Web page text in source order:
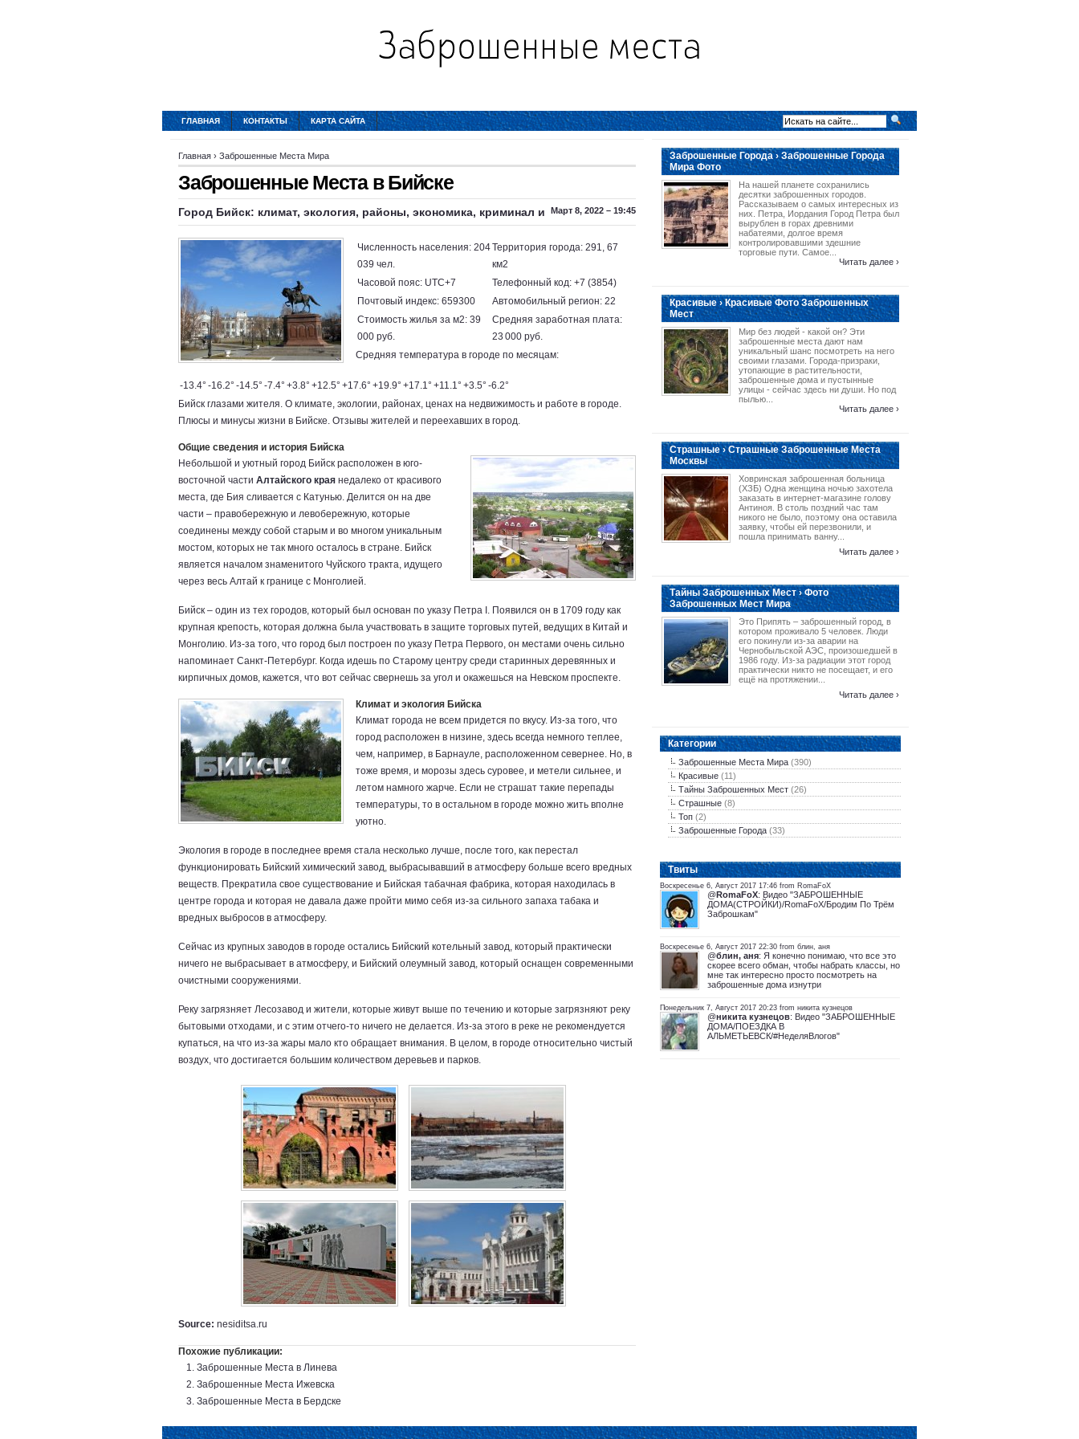
ГЛАВНАЯ КОНТАКТЫ КАРТА САЙТА
Главная › Заброшенные Места Мира
Заброшенные Места в Бийске
Город Бийск: климат, экология, районы, экономика, криминал и Март 8, 2022 – 19:45
Численность населения: 204
039 чел.
Территория города: 291, 67
км2
Часовой пояс: UTC+7
Телефонный код: +7 (3854)
Почтовый индекс: 659300
Автомобильный регион: 22
Стоимость жилья за м2: 39
000 руб.
Средняя заработная плата:
23 000 руб.
Средняя температура в городе по месяцам:
-13.4° -16.2° -14.5° -7.4° +3.8° +12.5° +17.6° +19.9° +17.1° +11.1° +3.5° -6.2°
Бийск глазами жителя. О климате, экологии, районах, ценах на недвижимость и работе в городе.
Плюсы и минусы жизни в Бийске. Отзывы жителей и переехавших в город.
Общие сведения и история Бийска
Небольшой и уютный город Бийск расположен в юго-
восточной части Алтайского края недалеко от красивого
места, где Бия сливается с Катунью. Делится он на две
части – правобережную и левобережную, которые
соединены между собой старым и во многом уникальным
мостом, которых не так много осталось в стране. Бийск
является началом знаменитого Чуйского тракта, идущего
через весь Алтай к границе с Монголией.
Бийск – один из тех городов, который был основан по указу Петра I. Появился он в 1709 году как
крупная крепость, которая должна была участвовать в защите торговых путей, ведущих в Китай и
Монголию. Из-за того, что город был построен по указу Петра Первого, он местами очень сильно
напоминает Санкт-Петербург. Когда идешь по Старому центру среди старинных деревянных и
кирпичных домов, кажется, что вот сейчас свернешь за угол и окажешься на Невском проспекте.
Климат и экология Бийска
Климат города не всем придется по вкусу. Из-за того, что
город расположен в низине, здесь всегда немного теплее,
чем, например, в Барнауле, расположенном севернее. Но, в
тоже время, и морозы здесь суровее, и метели сильнее, и
летом намного жарче. Если не страшат такие перепады
температуры, то в остальном в городе можно жить вполне
уютно.
Экология в городе в последнее время стала несколько лучше, после того, как перестал
функционировать Бийский химический завод, выбрасывавший в атмосферу больше всего вредных
веществ. Прекратила свое существование и Бийская табачная фабрика, которая находилась в
центре города и которая не давала даже пройти мимо себя из-за сильного запаха табака и
вредных выбросов в атмосферу.
Сейчас из крупных заводов в городе остались Бийский котельный завод, который практически
ничего не выбрасывает в атмосферу, и Бийский олеумный завод, который оснащен современными
очистными сооружениями.
Реку загрязняет Лесозавод и жители, которые живут выше по течению и которые загрязняют реку
бытовыми отходами, и с этим отчего-то ничего не делается. Из-за этого в реке не рекомендуется
купаться, на что из-за жары мало кто обращает внимания. В целом, в городе относительно чистый
воздух, что достигается большим количеством деревьев и парков.
Source: nesiditsa.ru
Похожие публикации:
Заброшенные Места в Линева
Заброшенные Места Ижевска
Заброшенные Места в Бердске
Заброшенные Города › Заброшенные Города
Мира Фото
На нашей планете сохранились
десятки заброшенных городов.
Рассказываем о самых интересных из
них. Петра, Иордания Город Петра был
вырублен в горах древними
набатеями, долгое время
контролировавшими здешние
торговые пути. Самое...
Читать далее ›
Красивые › Красивые Фото Заброшенных
Мест
Мир без людей - какой он? Эти
заброшенные места дают нам
уникальный шанс посмотреть на него
своими глазами. Города-призраки,
утопающие в растительности,
заброшенные дома и пустынные
улицы - сейчас здесь ни души. Но под
пылью...
Читать далее ›
Страшные › Страшные Заброшенные Места
Москвы
Ховринская заброшенная больница
(ХЗБ) Одна женщина ночью захотела
заказать в интернет-магазине голову
Антиноя. В столь поздний час там
никого не было, поэтому она оставила
заявку, чтобы ей перезвонили, и
пошла принимать ванну...
Читать далее ›
Тайны Заброшенных Мест › Фото
Заброшенных Мест Мира
Это Припять – заброшенный город, в
котором проживало 5 человек. Люди
его покинули из-за аварии на
Чернобыльской АЭС, произошедшей в
1986 году. Из-за радиации этот город
практически никто не посещает, и его
ещё на протяжении...
Читать далее ›
Категории
Заброшенные Места Мира (390)
Красивые (11)
Тайны Заброшенных Мест (26)
Страшные (8)
Топ (2)
Заброшенные Города (33)
Tвиты
Воскресенье 6, Август 2017 17:46 from RomaFoX
@RomaFoX: Видео "ЗАБРОШЕННЫЕ
ДОМА(СТРОЙКИ)/RomaFoX/Бродим По Трём
Заброшкам"
Воскресенье 6, Август 2017 22:30 from блин, аня
@блин, аня: Я конечно понимаю, что все это
скорее всего обман, чтобы набрать классы, но
мне так интересно просто посмотреть на
заброшенные дома изнутри
Понедельник 7, Август 2017 20:23 from никита кузнецов
@никита кузнецов: Видео "ЗАБРОШЕННЫЕ
ДОМА/ПОЕЗДКА В
АЛЬМЕТЬЕВСК/#НеделяВлогов"